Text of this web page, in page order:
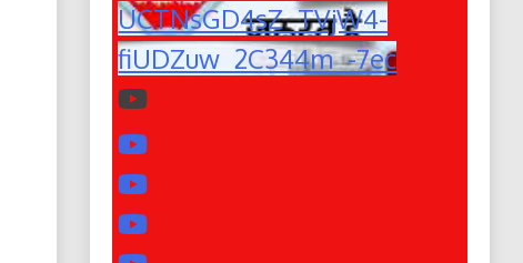
UCTNsGD4sZ_TVjW4-
fiUDZuw_2C344m_-7ec